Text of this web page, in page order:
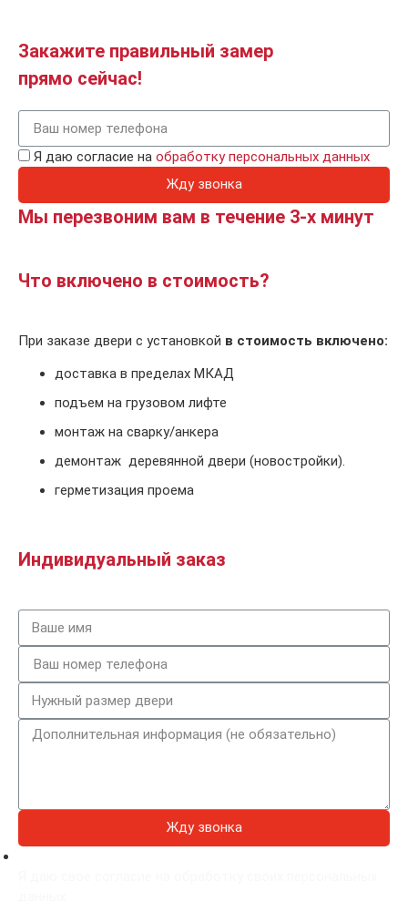
Закажите правильный замер
прямо сейчас!
Я даю согласие на обработку персональных данных
Жду звонка
Мы перезвоним вам в течение 3-х минут
Что включено в стоимость?
При заказе двери с установкой в стоимость включено:
доставка в пределах МКАД
подъем на грузовом лифте
монтаж на сварку/анкера
демонтаж деревянной двери (новостройки).
герметизация проема
Индивидуальный заказ
Жду звонка